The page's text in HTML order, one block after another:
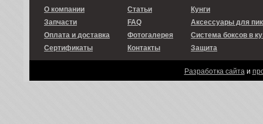
О компании
Запчасти
Оплата и доставка
Сертификаты
Статьи
FAQ
Фотогалерея
Контакты
Кунги
Аксессуары для
Система боксов в
Защита
Разработка сайта и